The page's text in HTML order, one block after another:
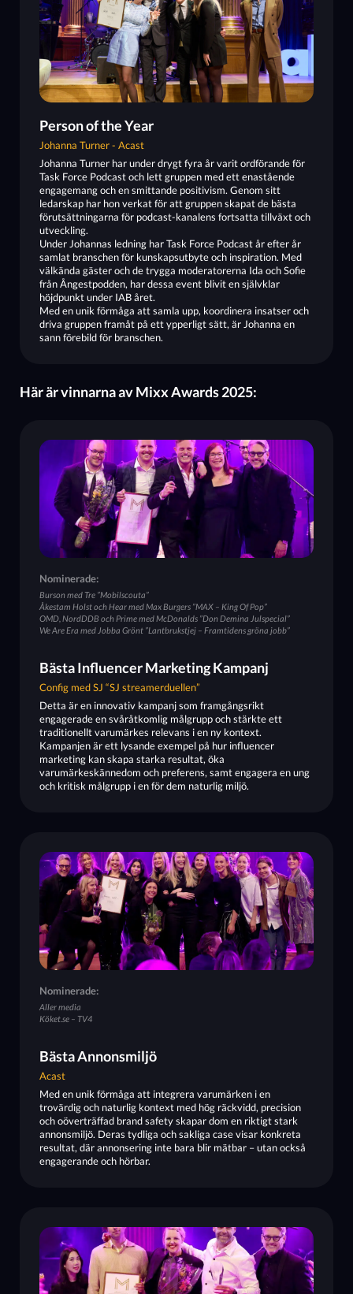
Person of the Year
Johanna Turner - Acast
Johanna Turner har under drygt fyra år varit ordförande för
Task Force Podcast och lett gruppen med ett enastående
engagemang och en smittande positivism. Genom sitt
ledarskap har hon verkat för att gruppen skapat de bästa
förutsättningarna för podcast-kanalens fortsatta tillväxt och
utveckling.
Under Johannas ledning har Task Force Podcast år efter år
samlat branschen för kunskapsutbyte och inspiration. Med
välkända gäster och de trygga moderatorerna Ida och Sofie
från Ångestpodden, har dessa event blivit en självklar
höjdpunkt under IAB året.
Med en unik förmåga att samla upp, koordinera insatser och
driva gruppen framåt på ett ypperligt sätt, är Johanna en
sann förebild för branschen.
Här är vinnarna av Mixx Awards 2025:
Nominerade:
Burson med Tre ”Mobilscouta”
Åkestam Holst och Hear med Max Burgers ”MAX – King Of Pop”
OMD, NordDDB och Prime med McDonalds ”Don Demina Julspecial”
We Are Era med Jobba Grönt ”Lantbrukstjej – Framtidens gröna jobb”
Bästa Influencer Marketing Kampanj
Config med SJ “SJ streamerduellen”
Detta är en innovativ kampanj som framgångsrikt
engagerade en svåråtkomlig målgrupp och stärkte ett
traditionellt varumärkes relevans i en ny kontext.
Kampanjen är ett lysande exempel på hur influencer
marketing kan skapa starka resultat, öka
varumärkeskännedom och preferens, samt engagera en ung
och kritisk målgrupp i en för dem naturlig miljö.
Nominerade:
Aller media
Köket.se – TV4
Bästa Annonsmiljö
Acast
Med en unik förmåga att integrera varumärken i en
trovärdig och naturlig kontext med hög räckvidd, precision
och oöverträffad brand safety skapar dom en riktigt stark
annonsmiljö. Deras tydliga och sakliga case visar konkreta
resultat, där annonsering inte bara blir mätbar – utan också
engagerande och hörbar.